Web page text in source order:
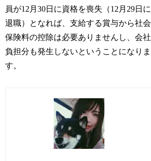
員が12月30日に資格を喪失（12月29日に
退職）となれば、支給する賞与から社会
保険料の控除は必要ありませんし、会社
負担分も発生しないということになりま
す。